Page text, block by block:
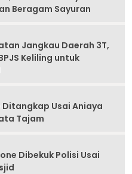
Beragam Sayuran
Jangkau Daerah 3T,
Keliling untuk
Ditangkap Usai Aniaya
Tajam
Dibekuk Polisi Usai